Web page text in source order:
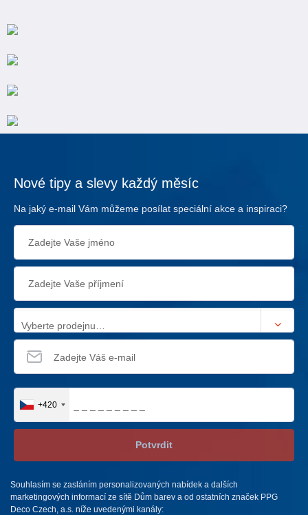
Nové tipy a slevy každý měsíc
Na jaký e-mail Vám můžeme posílat speciální akce a inspiraci?
Vyberte prodejnu…
+420
Potvrdit
Souhlasím se zasláním personalizovaných nabídek a dalších
marketingových informací ze sítě Dům barev a od ostatních značek PPG
Deco Czech, a.s. níže uvedenými kanály: